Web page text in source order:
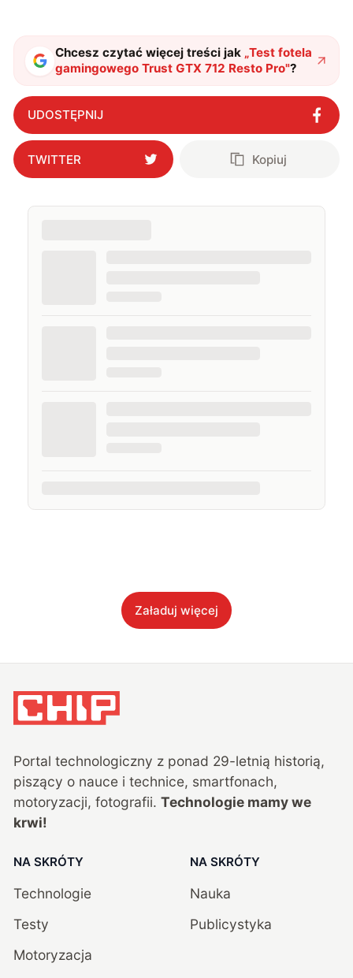
Chcesz czytać więcej treści jak „Test fotela
gamingowego Trust GTX 712 Resto Pro"?
UDOSTĘPNIJ
TWITTER Kopiuj
Załaduj więcej
Portal technologiczny z ponad 29-letnią historią,
piszący o nauce i technice, smartfonach,
motoryzacji, fotografii. Technologie mamy we
krwi!
NA SKRÓTY
Technologie
Testy
Motoryzacja
NA SKRÓTY
Nauka
Publicystyka